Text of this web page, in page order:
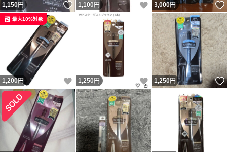
1,150円 いいね！
1,100 円 いいね！
3,000円
1,200円 いいね！
最大10%対象
1,250 円 いいね！
1,250円